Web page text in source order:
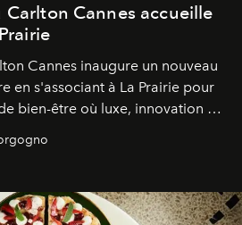
Carlton Cannes accueille
Cannes inaugure un nouveau
en s'associant à La Prairie pour
bien-être où luxe, innovation et